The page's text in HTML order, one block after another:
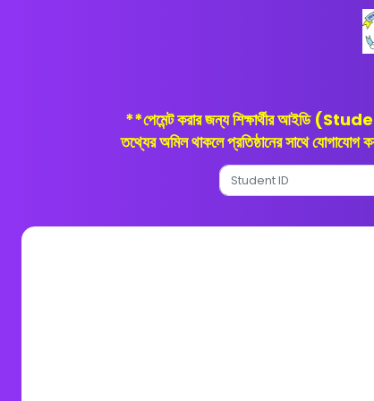
**পেমেন্ট করার জন্য শিক্ষার্থীর আইডি
তথ্যের অমিল থাকলে প্রতিষ্ঠানের সাথে যোগাযোগ